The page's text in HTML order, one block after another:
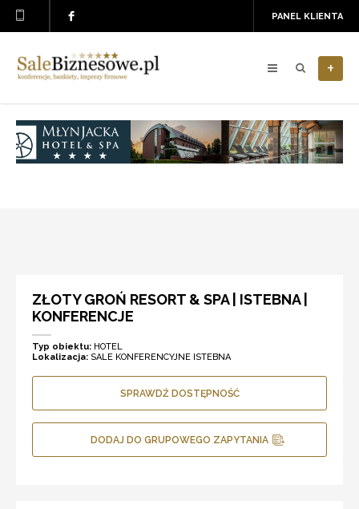
PANEL KLIENTA
+
ZŁOTY GROŃ RESORT & SPA | ISTEBNA |
KONFERENCJE
Typ obiektu: HOTEL
Lokalizacja: SALE KONFERENCYJNE ISTEBNA
SPRAWDŹ DOSTĘPNOŚĆ
DODAJ DO GRUPOWEGO ZAPYTANIA